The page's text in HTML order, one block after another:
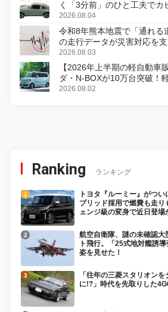
く「3分前」のひと工夫でカ
2026.08.04
令和8年熊本地震で「通れる
の走行データが災害対応を
2026.08.03
【2026年上半期の軽自動車
ダ・N-BOXが10万台突破！
感
2026.08.02
Ranking ランキング
トヨタ『ルーミー』がつ
ブリッド採用で燃費も走
ェンジ級の変身で近日登場
航空自衛隊、謎の未確認大
ト飛行。「25式地対艦誘
姿を見せた！
「往年の三菱スタリオン
に!?」時代を先取りした